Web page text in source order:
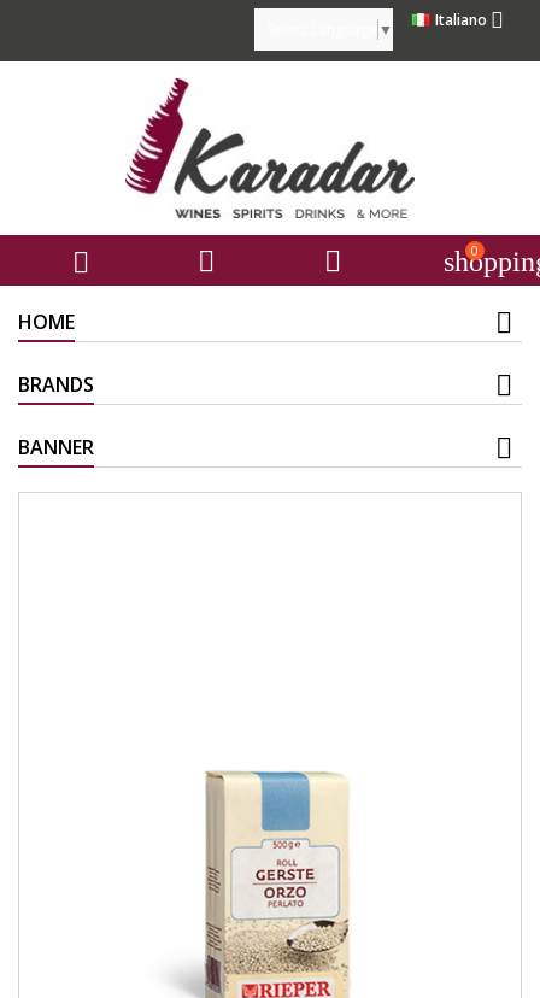
Italiano 
▼
   0
HOME
BRANDS
BANNER